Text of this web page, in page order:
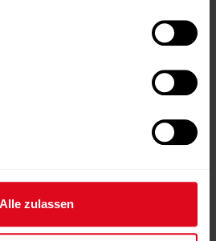
Alle zulassen
Empowerment
weiterlesen